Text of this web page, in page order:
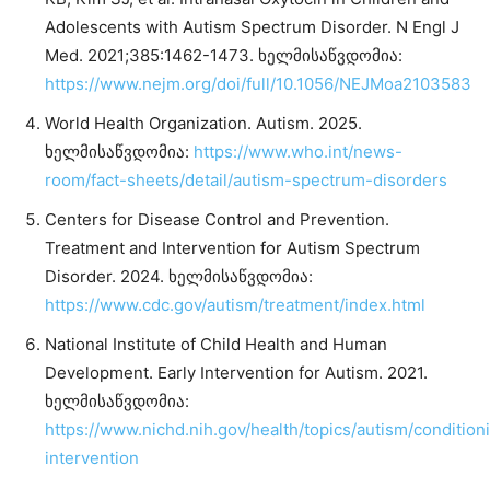
Adolescents with Autism Spectrum Disorder. N Engl J
Med. 2021;385:1462-1473. ხელმისაწვდომია:
https://www.nejm.org/doi/full/10.1056/NEJMoa2103583
World Health Organization. Autism. 2025.
ხელმისაწვდომია: https://www.who.int/news-
room/fact-sheets/detail/autism-spectrum-disorders
Centers for Disease Control and Prevention.
Treatment and Intervention for Autism Spectrum
Disorder. 2024. ხელმისაწვდომია:
https://www.cdc.gov/autism/treatment/index.html
National Institute of Child Health and Human
Development. Early Intervention for Autism. 2021.
ხელმისაწვდომია:
https://www.nichd.nih.gov/health/topics/autism/
intervention